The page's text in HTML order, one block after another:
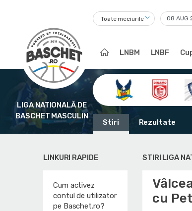
Toate meciurile
LNBM LNBF
LIGA NATIONALĂ DE
BASCHET MASCULIN
Stiri Rezultate
LINKURI RAPIDE
Cum activez
contul de utilizator
pe Baschet.ro?
STIRI LIGA
cu